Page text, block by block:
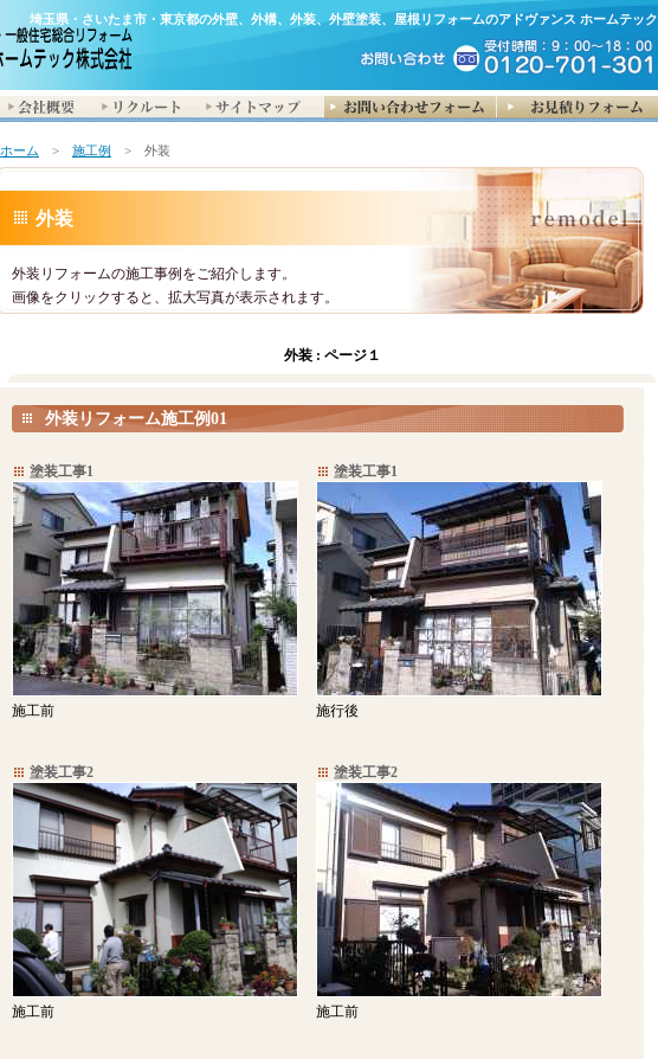
埼玉県・さいたま市・東京都の外壁、外構、外装、外壁塗装、屋根リフォームのアドヴァンス ホームテック
ホーム > 施工例 > 外装
外装
外装リフォームの施工事例をご紹介します。
画像をクリックすると、拡大写真が表示されます。
外装 : ページ１
外装リフォーム施工例01
塗装工事1 塗装工事1
施工前 施行後
塗装工事2 塗装工事2
施工前 施工前